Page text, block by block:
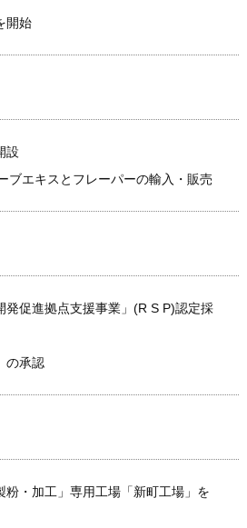
開始
設
ブエキスとフレーパーの輸入・販売
発促進拠点支援事業」(R S P)認定採
の承認
粉・加工」専用工場「新町工場」を